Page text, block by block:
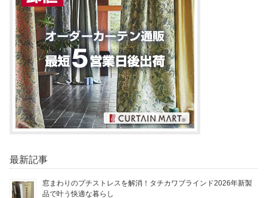
最新記事
窓まわりのプチストレスを解消！タチカワブラインド2026年新製
品で叶う快適な暮らし